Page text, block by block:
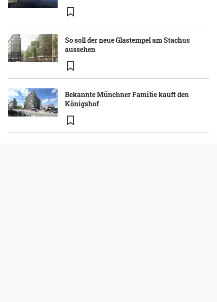
So soll der neue Glastempel am Stachus
aussehen
Bekannte Münchner Familie kauft den
Königshof